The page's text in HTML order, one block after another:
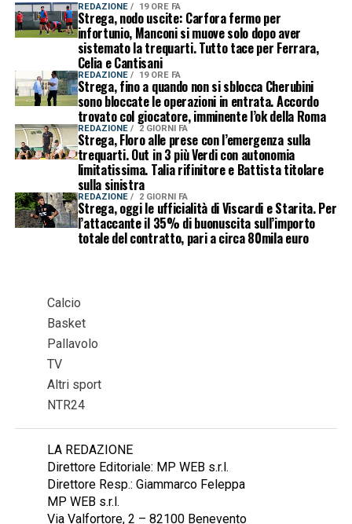
REDAZIONE 19 ORE FA
Strega, nodo uscite: Carfora fermo per
infortunio, Manconi si muove solo dopo aver
sistemato la trequarti. Tutto tace per Ferrara,
Celia e Cantisani
REDAZIONE 19 ORE FA
Strega, fino a quando non si sblocca Cherubini
sono bloccate le operazioni in entrata. Accordo
trovato col giocatore, imminente l’ok della Roma
REDAZIONE 2 GIORNI FA
Strega, Floro alle prese con l’emergenza sulla
trequarti. Out in 3 più Verdi con autonomia
limitatissima. Talia rifinitore e Battista titolare
sulla sinistra
REDAZIONE 2 GIORNI FA
Strega, oggi le ufficialità di Viscardi e Starita. Per
l’attaccante il 35% di buonuscita sull’importo
totale del contratto, pari a circa 80mila euro
Calcio
Basket
Pallavolo
TV
Altri sport
NTR24
LA REDAZIONE
Direttore Editoriale: MP WEB s.r.l.
Direttore Resp.: Giammarco Feleppa
MP WEB s.r.l.
Via Valfortore, 2 – 82100 Benevento